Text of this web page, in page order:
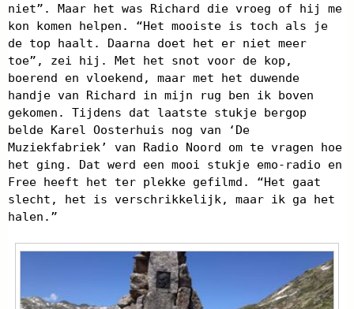
niet”. Maar het was Richard die vroeg of hij me
kon komen helpen. “Het mooiste is toch als je
de top haalt. Daarna doet het er niet meer
toe”, zei hij. Met het snot voor de kop,
boerend en vloekend, maar met het duwende
handje van Richard in mijn rug ben ik boven
gekomen. Tijdens dat laatste stukje bergop
belde Karel Oosterhuis nog van ‘De
Muziekfabriek’ van Radio Noord om te vragen hoe
het ging. Dat werd een mooi stukje emo-radio en
Free heeft het ter plekke gefilmd. “Het gaat
slecht, het is verschrikkelijk, maar ik ga het
halen.”